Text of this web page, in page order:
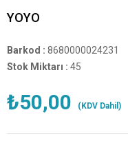
YOYO
Barkod : 8680000024231
Stok Miktarı : 45
₺50,00 (KDV Dahil)